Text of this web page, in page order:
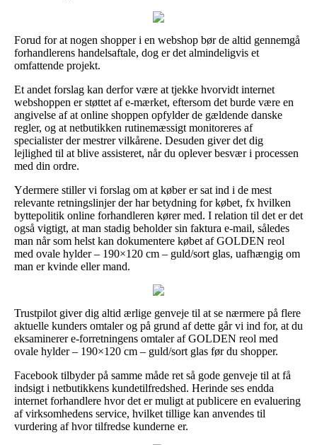
Forud for at nogen shopper i en webshop bør de altid gennemgå
forhandlerens handelsaftale, dog er det almindeligvis et
omfattende projekt.
Et andet forslag kan derfor være at tjekke hvorvidt internet
webshoppen er støttet af e-mærket, eftersom det burde være en
angivelse af at online shoppen opfylder de gældende danske
regler, og at netbutikken rutinemæssigt monitoreres af
specialister der mestrer vilkårene. Desuden giver det dig
lejlighed til at blive assisteret, når du oplever besvær i processen
med din ordre.
Ydermere stiller vi forslag om at køber er sat ind i de mest
relevante retningslinjer der har betydning for købet, fx hvilken
byttepolitik online forhandleren kører med. I relation til det er det
også vigtigt, at man stadig beholder sin faktura e-mail, således
man når som helst kan dokumentere købet af GOLDEN reol
med ovale hylder – 190×120 cm – guld/sort glas, uafhængig om
man er kvinde eller mand.
Trustpilot giver dig altid ærlige genveje til at se nærmere på flere
aktuelle kunders omtaler og på grund af dette går vi ind for, at du
eksaminerer e-forretningens omtaler af GOLDEN reol med
ovale hylder – 190×120 cm – guld/sort glas før du shopper.
Facebook tilbyder på samme måde ret så gode genveje til at få
indsigt i netbutikkens kundetilfredshed. Herinde ses endda
internet forhandlere hvor det er muligt at publicere en evaluering
af virksomhedens service, hvilket tillige kan anvendes til
vurdering af hvor tilfredse kunderne er.